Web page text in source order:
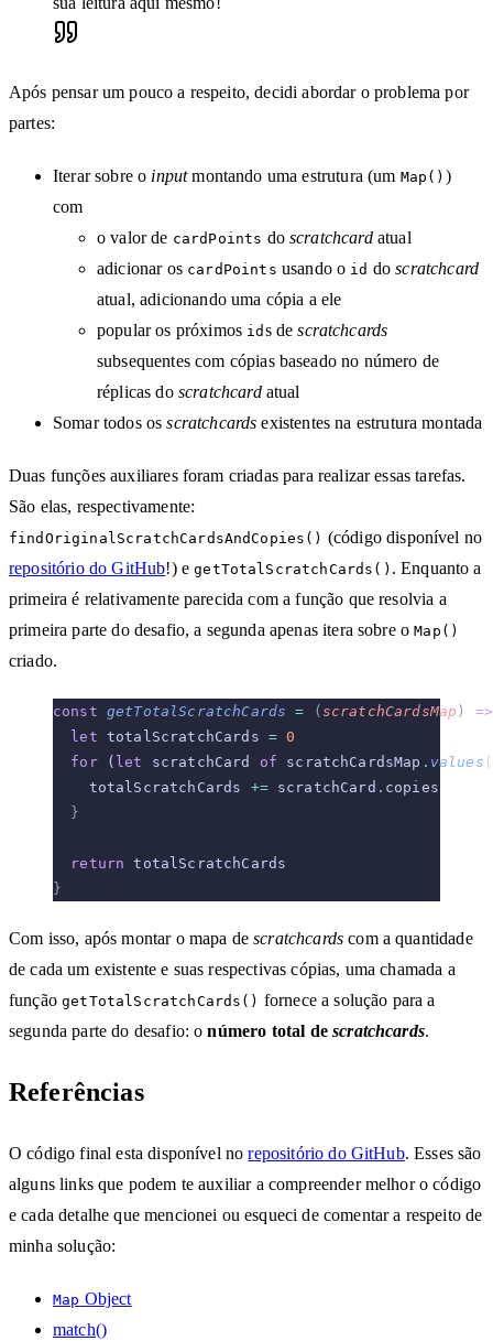
Após pensar um pouco a respeito, decidi abordar o problema por
partes:
Iterar sobre o inputmontando uma estrutura (um Map() )
com
o valor de cardPoints doscratchcardatual
adicionar os cardPoints usando o id doscratchcard
atual, adicionando uma cópia a ele
popular os próximos id s descratchcards
subsequentes com cópias baseado no número de
réplicas do scratchcardatual
Somar todos osscratchcards existentes na estrutura montada
Duas funções auxiliares foram criadas para realizar essas tarefas.
São elas, respectivamente:
findOriginalScratchCardsAndCopies() (código disponível no
repositório do GitHub!) egetTotalScratchCards() . Enquanto a
primeira é relativamente parecida com a função que resolvia a
primeira parte do desafio, a segunda apenas itera sobre oMap()
criado.
const getTotalScratchCards = (scratchCardsMap ) =>
  let
totalScratchCards = 0
  for
( let scratchCard of scratchCardsMap . values
    totalScratchCards
+= scratchCard . copies
  }
  return
totalScratchCards
}
Com isso, após montar o mapa descratchcards com a quantidade
de cada um existente e suas respectivas cópias, uma chamada a
funçãogetTotalScratchCards() fornece a solução para a
segunda parte do desafio: onúmero total descratchcards.
Referências
O código final esta disponível norepositório do GitHub. Esses são
alguns links que podem te auxiliar a compreender melhor o código
e cada detalhe que mencionei ou esqueci de comentar a respeito de
minha solução:
Map Object
match()